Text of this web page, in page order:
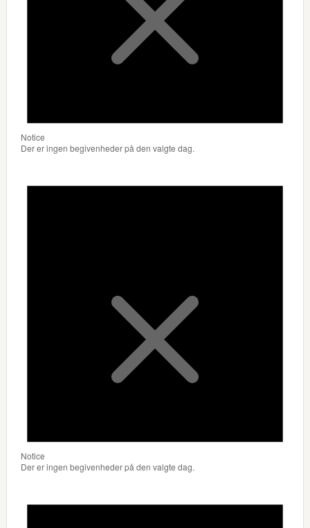
Notice
Der er ingen begivenheder på den valgte dag.
Notice
Der er ingen begivenheder på den valgte dag.